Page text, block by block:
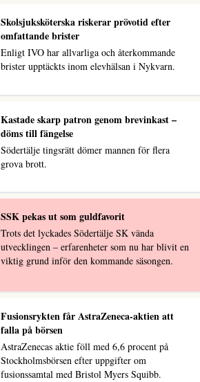
Skolsjuksköterska riskerar prövotid efter
omfattande brister
Enligt IVO har allvarliga och återkommande
brister upptäckts inom elevhälsan i Nykvarn.
Kastade skarp patron genom brevinkast –
döms till fängelse
Södertälje tingsrätt dömer mannen för flera
grova brott.
SSK pekas ut som guldfavorit
Trots det lyckades Södertälje SK vända
utvecklingen – erfarenheter som nu har blivit en
viktig grund inför den kommande säsongen.
Fusionsrykten får AstraZeneca-aktien att
falla på börsen
AstraZenecas aktie föll med 6,6 procent på
Stockholmsbörsen efter uppgifter om
fusionssamtal med Bristol Myers Squibb.